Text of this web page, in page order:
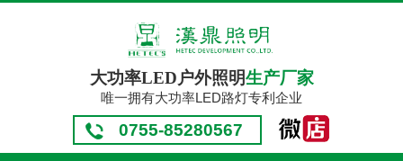
大功率LED户外照明生产厂家
唯一拥有大功率LED路灯专利企业
0755-85280567